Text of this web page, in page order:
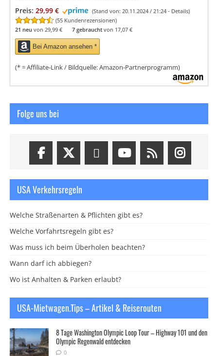
Preis: 29,99 € (Stand von: 20.11.2024 / 21:24 - Details)
(55 Kundenrezensionen)
21 neu von 29,99 € 7 gebraucht von 17,07 €
Bei Amazon ansehen *
(* = Affiliate-Link / Bildquelle: Amazon-Partnerprogramm)
Folge uns bei
USA Verkehrsregeln
Welche Straßenarten & Pflichten gibt es?
Welche Vorfahrtsregeln gibt es?
Was muss ich beim Überholen beachten?
Wann darf ich abbiegen?
Wo ist Anhalten & Parken erlaubt?
USA-Mietwagen.Tips – Artikel & Reiserouten
8 Tage Washington Olympic Loop Tour – Highway 101 und den
Olympic Regenwald entdecken
0